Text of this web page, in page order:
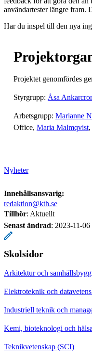
användartester längre fram.
Har du inspel till den nya
Projektet genomfördes
Styrgrupp: Åsa
Arbetsgrupp: Marianne
Office, Maria Malmqvist
Nyheter
Innehållsansvarig:
redaktion@kth.se
Tillhör: Aktuellt
Senast ändrad: 2023-11-06
Skolsidor
Arkitektur och
Elektroteknik och
Industriell teknik och
Kemi, bioteknologi och
Teknikvetenskap (SCI)